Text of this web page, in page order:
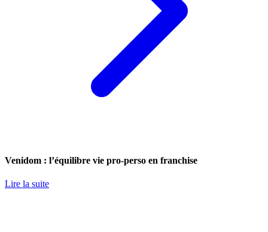
Venidom : l’équilibre vie pro-perso en franchise
Lire la suite